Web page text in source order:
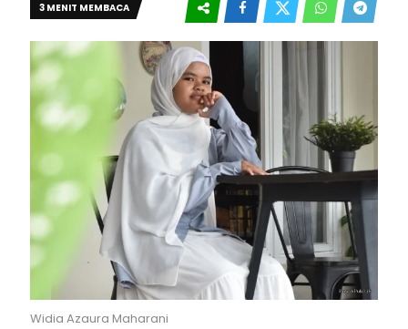
3 MENIT MEMBACA
Widia Azaura Maharani